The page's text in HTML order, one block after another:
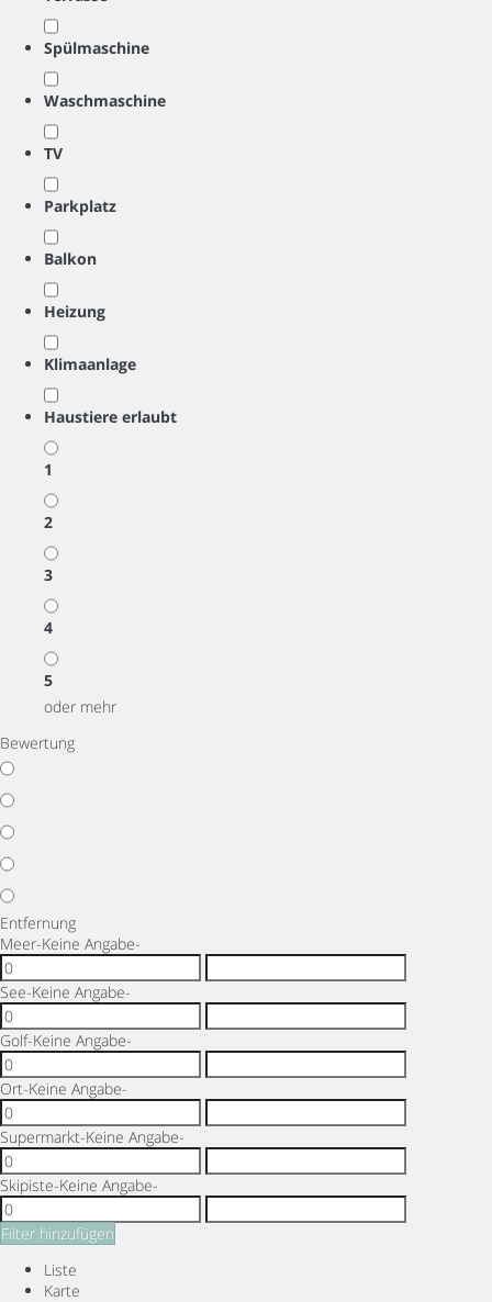
Spülmaschine
Waschmaschine
TV
Parkplatz
Balkon
Heizung
Klimaanlage
Haustiere erlaubt
1
2
3
4
5
oder mehr
Bewertung
Entfernung
Meer-Keine Angabe-
See-Keine Angabe-
Golf-Keine Angabe-
Ort-Keine Angabe-
Supermarkt-Keine Angabe-
Skipiste-Keine Angabe-
Filter hinzufügen
Liste
Karte